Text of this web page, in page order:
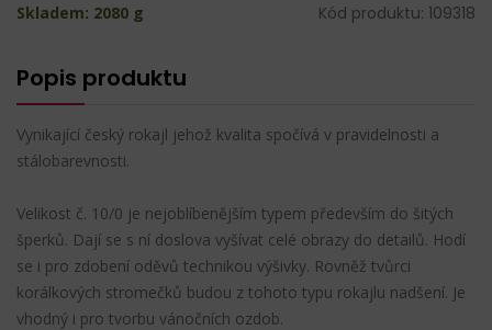
Skladem: 2080 g Kód produktu: 109318
Popis produktu
Vynikající český rokajl jehož kvalita spočívá v pravidelnosti a
stálobarevnosti.
Velikost č. 10/0 je nejoblíbenějším typem především do šitých
šperků. Dají se s ní doslova vyšívat celé obrazy do detailů. Hodí
se i pro zdobení oděvů technikou výšivky. Rovněž tvůrci
korálkových stromečků budou z tohoto typu rokajlu nadšení. Je
vhodný i pro tvorbu vánočních ozdob.